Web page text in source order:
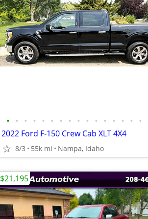
• • • • • • • • • • • • • • • •
2022 Ford F-150 Crew Cab XLT 4X4
8/3 55k mi Nampa, Idaho
$21,195